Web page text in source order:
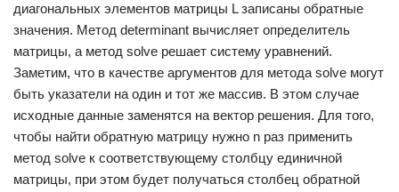
диагональных элементов матрицы L записаны обратные
значения. Метод determinant вычисляет определитель
матрицы, а метод solve решает систему уравнений.
Заметим, что в качестве аргументов для метода solve могут
быть указатели на один и тот же массив. В этом случае
исходные данные заменятся на вектор решения. Для того,
чтобы найти обратную матрицу нужно n раз применить
метод solve к соответствующему столбцу единичной
матрицы, при этом будет получаться столбец обратной